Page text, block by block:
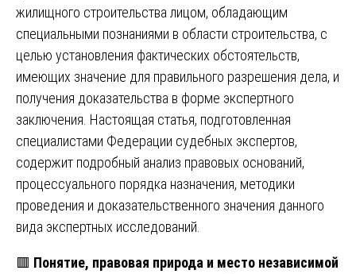
жилищного строительства лицом, обладающим
специальными познаниями в области строительства, с
целью установления фактических обстоятельств,
имеющих значение для правильного разрешения дела, и
получения доказательства в форме экспертного
заключения. Настоящая статья, подготовленная
специалистами Федерации судебных экспертов,
содержит подробный анализ правовых оснований,
процессуального порядка назначения, методики
проведения и доказательственного значения данного
вида экспертных исследований.
🟥 Понятие, правовая природа и место независимой